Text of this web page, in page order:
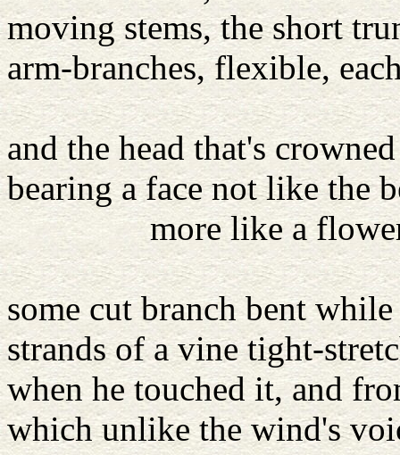
moving stems, the short
arm-branches, flexible,
twigs at
and the head that's
bearing a face not like the
more like a
He carried a
some cut branch bent
strands of a vine tight-
when he touched it, and
which unlike the wind's